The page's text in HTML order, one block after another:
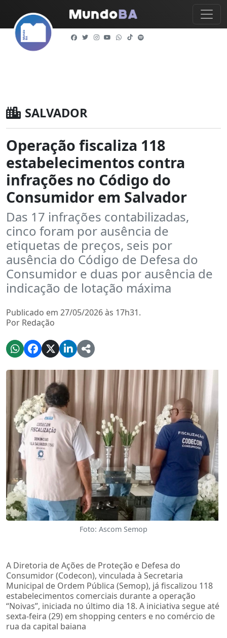
SALVADOR
Operação fiscaliza 118
estabelecimentos contra
infrações no Código do
Consumidor em Salvador
Das 17 infrações contabilizadas,
cinco foram por ausência de
etiquetas de preços, seis por
ausência do Código de Defesa do
Consumidor e duas por ausência de
indicação de lotação máxima
Publicado em 27/05/2026 às 17h31.
Por Redação
Foto: Ascom Semop
A Diretoria de Ações de Proteção e Defesa do
Consumidor (Codecon), vinculada à Secretaria
Municipal de Ordem Pública (Semop), já fiscalizou 118
estabelecimentos comerciais durante a operação
“Noivas”, iniciada no último dia 18. A iniciativa segue até
sexta-feira (29) em shopping centers e no comércio de
rua da capital baiana